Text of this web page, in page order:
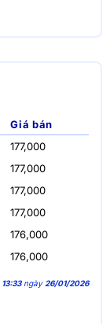
Giá bán
177,000
177,000
177,000
177,000
176,000
176,000
13:33ngày 26/01/2026